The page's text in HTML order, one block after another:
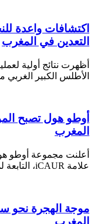
اكتشافات واعدة
التعدين في المغرب
أظهرت نتائج أولية
الأطلس الكبير
المغرب
أعلنت مجموعة أوطو
علامة iCAUR، التابعة لمجموعة Chery الصينية،…
موجة الهجرة نحو
المغرب